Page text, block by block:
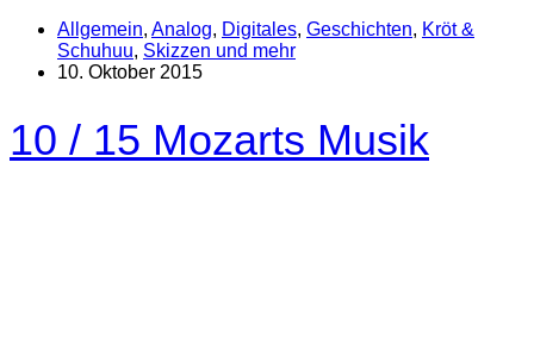
Allgemein, Analog, Digitales, Geschichten, Kröt &
Schuhuu, Skizzen und mehr
10. Oktober 2015
10 / 15 Mozarts Musik